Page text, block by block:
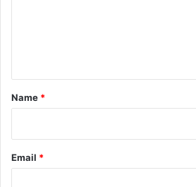
*
Name *
Email *